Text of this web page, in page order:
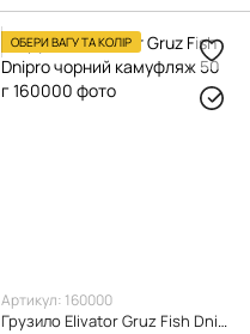
ОБЕРИ ВАГУ ТА КОЛІР
Артикул: 160000
Грузило Elivator Gruz Fish Dnipro чорний камуфляж 50 г